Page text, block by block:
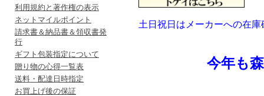
利用規約と著作権の表示
ネットマイルポイント
請求書＆納品書＆領収書発
行
ギフト包装指定について
贈り物の心得一覧表
送料・配達日時指定
お買上げ後の保証
土日祝日はメーカーへの在
今年も